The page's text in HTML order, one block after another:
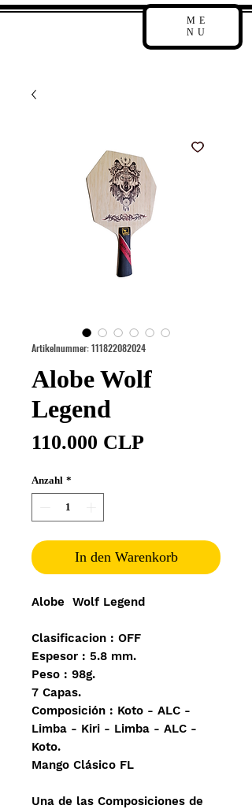
ME
NU
Artikelnummer: 111822082024
Alobe Wolf
Legend
110.000 CLPPreis
Anzahl *
In den Warenkorb
Alobe Wolf Legend
Clasificacion : OFF
Espesor : 5.8 mm.
Peso : 98g.
7 Capas.
Composición : Koto - ALC -
Limba - Kiri - Limba - ALC -
Koto.
Mango Clásico FL
Una de las Composiciones de